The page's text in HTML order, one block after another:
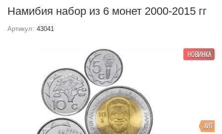
Намибия набор из 6 монет 2000-2015 гг
Артикул: 43041
ХИТ
НОВИНКА